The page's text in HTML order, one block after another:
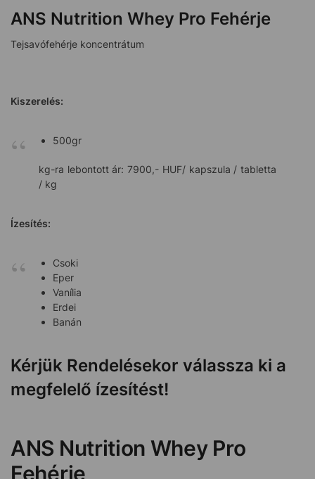
ANS Nutrition Whey Pro Fehérje
Tejsavófehérje koncentrátum
Kiszerelés:
500gr
kg-ra lebontott ár: 7900,- HUF/ kapszula / tabletta
/ kg
Ízesítés:
Csoki
Eper
Vanília
Erdei
Banán
Kérjük Rendelésekor válassza ki a
megfelelő ízesítést!
ANS Nutrition Whey Pro
Fehérje